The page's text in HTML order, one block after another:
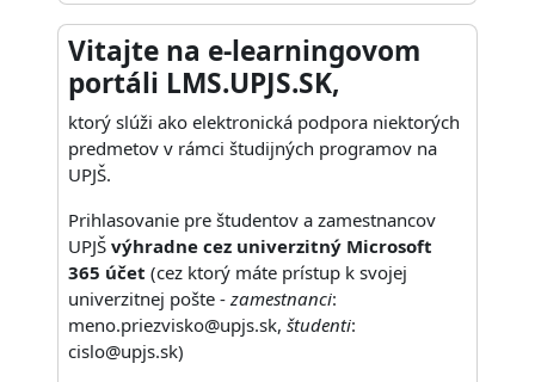
Vitajte na e-learningovom
portáli LMS.UPJS.SK,
ktorý slúži ako elektronická podpora niektorých
predmetov v rámci študijných programov na
UPJŠ.
Prihlasovanie pre študentov a zamestnancov
UPJŠ výhradne cez univerzitný Microsoft
365 účet (cez ktorý máte prístup k svojej
univerzitnej pošte - zamestnanci:
meno.priezvisko@upjs.sk, študenti:
cislo@upjs.sk)